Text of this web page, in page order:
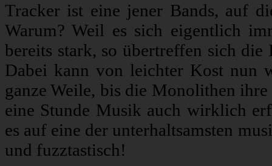
Tracker ist eine jener Bands, auf
Warum? Weil es sich eigentlich
bereits stark, so übertreffen sich
Dabei kann von leichter Kost nun
ganze Weile, bis die Monolithen
eine Stunde Musik auch wirklich
es auf eine der unterhaltsamsten
und fuzztastisch!